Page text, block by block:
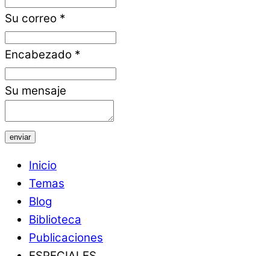
Su correo *
Encabezado *
Su mensaje
enviar
Inicio
Temas
Blog
Biblioteca
Publicaciones